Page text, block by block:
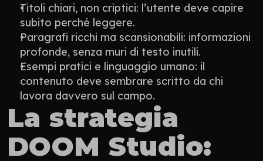
Titoli chiari, non criptici: l’utente deve capire
subito perché leggere.
Paragrafi ricchi ma scansionabili: informazioni
profonde, senza muri di testo inutili.
Esempi pratici e linguaggio umano: il
contenuto deve sembrare scritto da chi
lavora davvero sul campo.
La strategia
DOOM Studio: